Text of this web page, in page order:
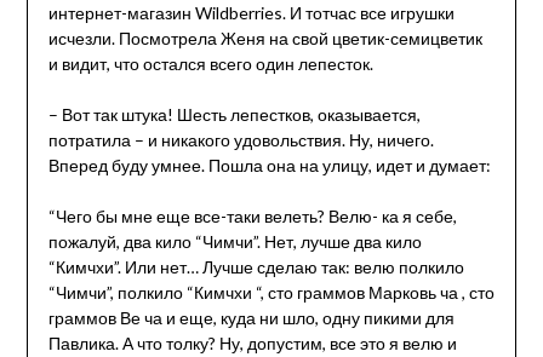
интернет-магазин Wildberries. И тотчас все игрушки
исчезли. Посмотрела Женя на свой цветик-семицветик
и видит, что остался всего один лепесток.
– Вот так штука! Шесть лепестков, оказывается,
потратила – и никакого удовольствия. Ну, ничего.
Вперед буду умнее. Пошла она на улицу, идет и думает:
“Чего бы мне еще все-таки велеть? Велю- ка я себе,
пожалуй, два кило “Чимчи”. Нет, лучше два кило
“Кимчхи”. Или нет… Лучше сделаю так: велю полкило
“Чимчи”, полкило “Кимчхи “, сто граммов Марковь ча , сто
граммов Ве ча и еще, куда ни шло, одну пикими для
Павлика. А что толку? Ну, допустим, все это я велю и